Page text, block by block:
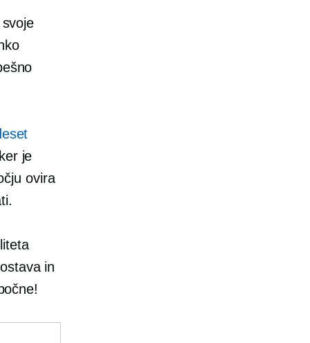
je
ovira
in